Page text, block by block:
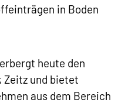
in Boden
heute den
Zeitz und bietet
aus dem Bereich